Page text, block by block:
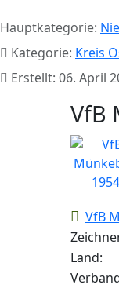
Hauptkategorie:
Kategorie: Kreis
Erstellt: 06. April
VfB
VfB
Land: